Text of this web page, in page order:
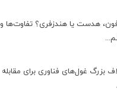
هدست یا هندزفری؟ تفاوت‌ها و
بزرگ غول‌های فناوری برای مقابله